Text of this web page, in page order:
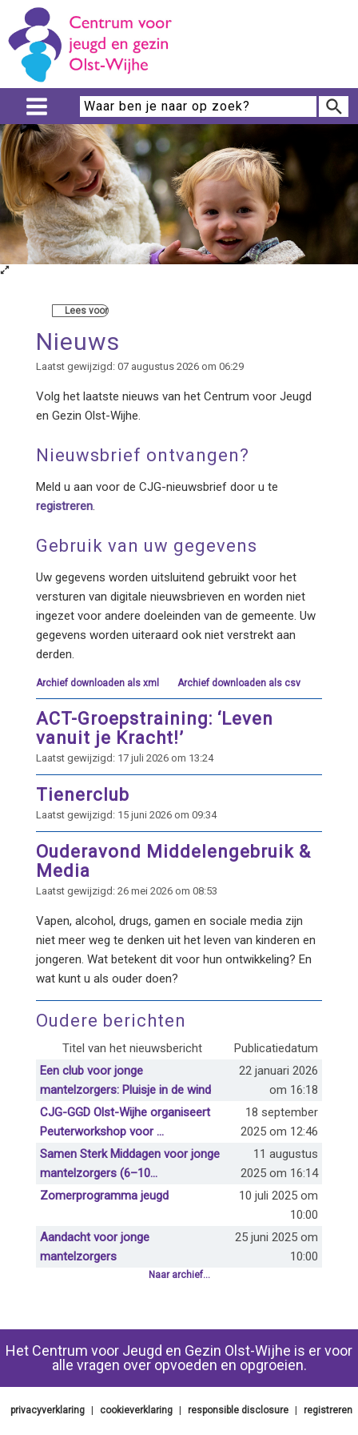
Lees voor
Nieuws
Laatst gewijzigd: 07 augustus 2026 om 06:29
Volg het laatste nieuws van het Centrum voor Jeugd
en Gezin Olst-Wijhe.
Nieuwsbrief ontvangen?
Meld u aan voor de CJG-nieuwsbrief door u te
registreren.
Gebruik van uw gegevens
Uw gegevens worden uitsluitend gebruikt voor het
versturen van digitale nieuwsbrieven en worden niet
ingezet voor andere doeleinden van de gemeente. Uw
gegevens worden uiteraard ook niet verstrekt aan
derden.
Archief downloaden als xml Archief downloaden als csv
ACT-Groepstraining: ‘Leven
vanuit je Kracht!’
Laatst gewijzigd: 17 juli 2026 om 13:24
Tienerclub
Laatst gewijzigd: 15 juni 2026 om 09:34
Ouderavond Middelengebruik &
Media
Laatst gewijzigd: 26 mei 2026 om 08:53
Vapen, alcohol, drugs, gamen en sociale media zijn
niet meer weg te denken uit het leven van kinderen en
jongeren. Wat betekent dit voor hun ontwikkeling? En
wat kunt u als ouder doen?
Oudere berichten
Titel van het nieuwsbericht
Publicatiedatum
Een club voor jonge
mantelzorgers: Pluisje in de wind
22 januari 2026
om 16:18
CJG-GGD Olst-Wijhe organiseert
Peuterworkshop voor ...
18 september
2025 om 12:46
Samen Sterk Middagen voor jonge
mantelzorgers (6–10...
11 augustus
2025 om 16:14
Zomerprogramma jeugd
10 juli 2025 om
10:00
Aandacht voor jonge
mantelzorgers
25 juni 2025 om
10:00
Naar archief...
Het Centrum voor Jeugd en Gezin Olst-Wijhe is er voor
alle vragen over opvoeden en opgroeien.
privacyverklaring | cookieverklaring | responsible disclosure | registreren